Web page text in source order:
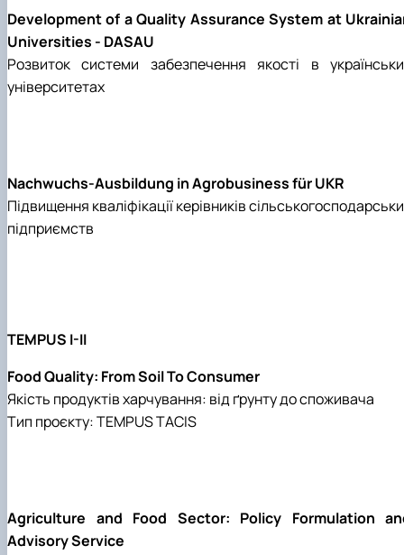
Development of a Quality Assurance System at
Universities - DASAU
Розвиток системи забезпечення якості в
університетах
Nachwuchs-Ausbildung in Agrobusiness für UKR
Підвищення кваліфікації керівників
підприємств
TEMPUS I-II
Food Quality: From Soil To Consumer
Якість продуктів харчування: від ґрунту до споживача
Тип проєкту: TEMPUS TACIS
Agriculture and Food Sector: Policy Formulation
Advisory Service